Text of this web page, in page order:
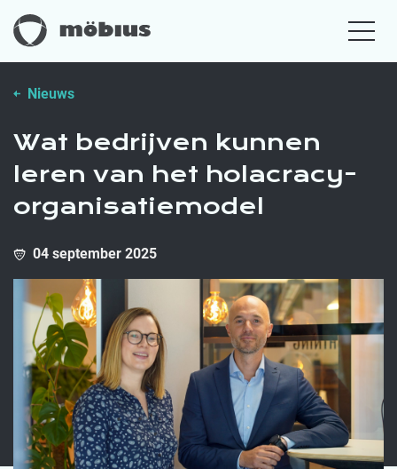
Nieuws
Wat bedrijven kunnen
leren van het holacracy-
organisatiemodel
04 september 2025